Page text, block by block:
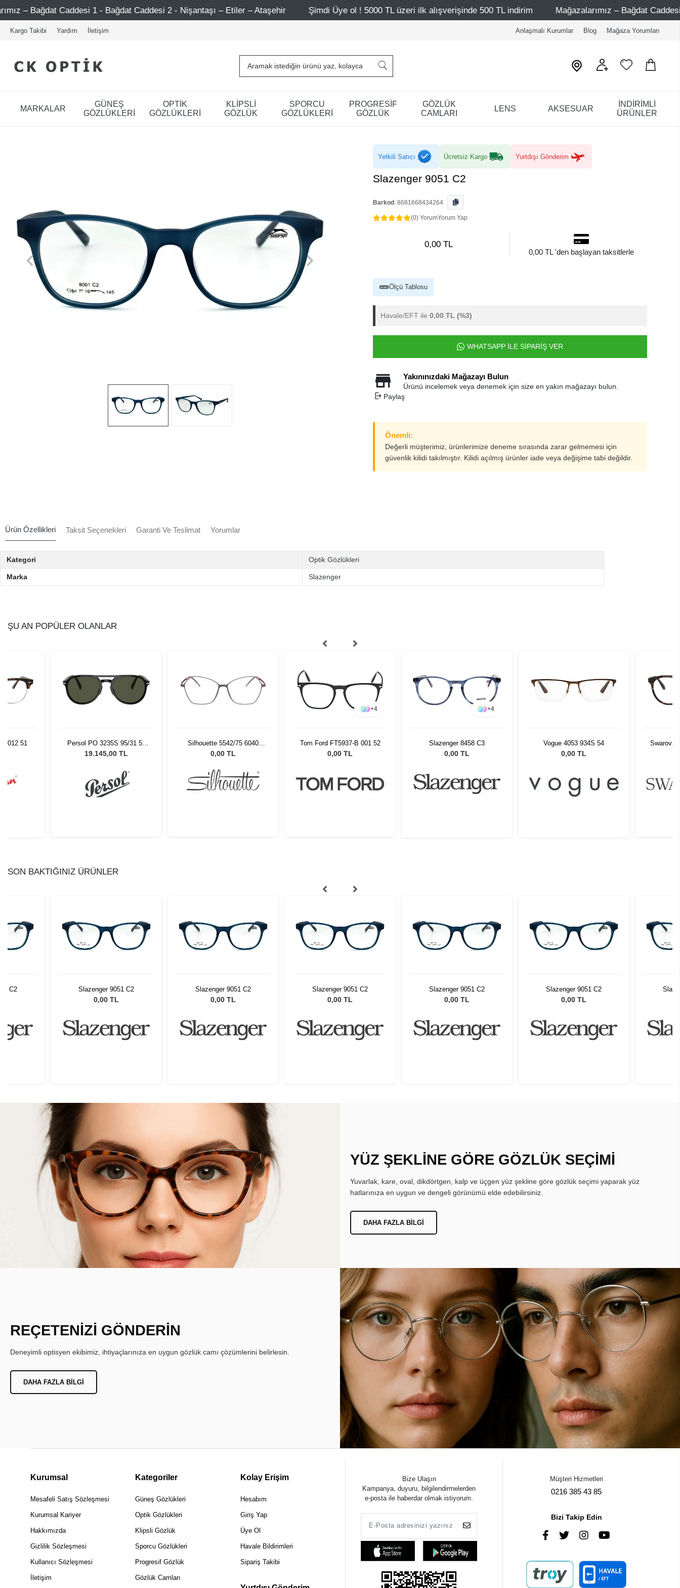
Caddesi 1 - Bağdat Caddesi 2 - Nişantaşı – Etiler – Ataşehir Şimdi Üye ol ! 5000 TL üzeri ilk alışverişinde 500 TL indirim Mağazalarımız – Bağdat Caddesi 1 - Bağdat
Kargo Takibi Yardım İletişim Anlaşmalı Kurumlar Blog Mağaza Yorumları
MARKALAR
GÜNEŞ
GÖZLÜKLERİ
OPTİK
GÖZLÜKLERİ
KLİPSLİ
GÖZLÜK
SPORCU
GÖZLÜKLERİ
PROGRESİF
GÖZLÜK
GÖZLÜK
CAMLARI
LENS AKSESUAR
İNDİRİMLİ
ÜRÜNLER
Yetkili Satıcı Ücretsiz Kargo Yurtdışı Gönderim
Slazenger 9051 C2
Barkod : 8681668434264
(0) YorumYorum Yap
0,00 TL
0,00 TL 'den başlayan taksitlerle
Ölçü Tablosu
Havale/EFT ile 0,00 TL (%3)
WHATSAPP İLE SİPARİŞ VER
Yakınınızdaki Mağazayı Bulun
Ürünü incelemek veya denemek için size en yakın mağazayı bulun.
Paylaş
Önemli:
Değerli müşterimiz, ürünlerimize deneme sırasında zarar gelmemesi için
güvenlik kilidi takılmıştır. Kilidi açılmış ürünler iade veya değişime tabi değildir.
Ürün Özellikleri Taksit Seçenekleri Garanti Ve Teslimat Yorumlar
Kategori Optik Gözlükleri
Marka Slazenger
ŞU AN POPÜLER OLANLAR
2012 51
Persol PO 3235S 95/31 55
Unisex Güneş Gözlüğü
19.145,00 TL
Silhouette 5542/75 6040
47/22
0,00 TL
+4
Tom Ford FT5937-B 001 52
0,00 TL
+4
Slazenger 8458 C3
0,00 TL
Vogue 4053 934S 54
0,00 TL
SON BAKTIĞINIZ ÜRÜNLER
C2 Slazenger 9051 C2
0,00 TL
Slazenger 9051 C2
0,00 TL
Slazenger 9051 C2
0,00 TL
Slazenger 9051 C2
0,00 TL
Slazenger 9051 C2
0,00 TL
YÜZ ŞEKLİNE GÖRE GÖZLÜK SEÇİMİ
Yuvarlak, kare, oval, dikdörtgen, kalp ve üçgen yüz şekline göre gözlük seçimi yaparak yüz
hatlarınıza en uygun ve dengeli görünümü elde edebilirsiniz.
DAHA FAZLA BILGI
REÇETENİZİ GÖNDERİN
Deneyimli optisyen ekibimiz, ihtiyaçlarınıza en uygun gözlük camı çözümlerini belirlesin.
DAHA FAZLA BILGI
Kurumsal
Mesafeli Satış Sözleşmesi
Kurumsal Kariyer
Hakkımızda
Gizlilik Sözleşmesi
Kullanıcı Sözleşmesi
İletişim
Kategoriler
Güneş Gözlükleri
Optik Gözlükleri
Klipsli Gözlük
Sporcu Gözlükleri
Progresif Gözlük
Gözlük Camları
Kolay Erişim
Hesabım
Giriş Yap
Üye Ol
Havale Bildirimleri
Sipariş Takibi
Bize Ulaşın
Kampanya, duyuru, bilgilendirmelerden
e-posta ile haberdar olmak istiyorum.
Müşteri Hizmetleri
0216 385 43 85
Bizi Takip Edin